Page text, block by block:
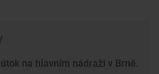
na hlavním nádraží v Brně.